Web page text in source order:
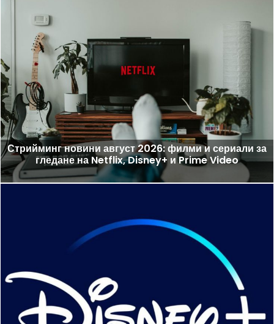
Стрийминг новини август 2026: филми и сериали за
гледане на Netflix, Disney+ и Prime Video